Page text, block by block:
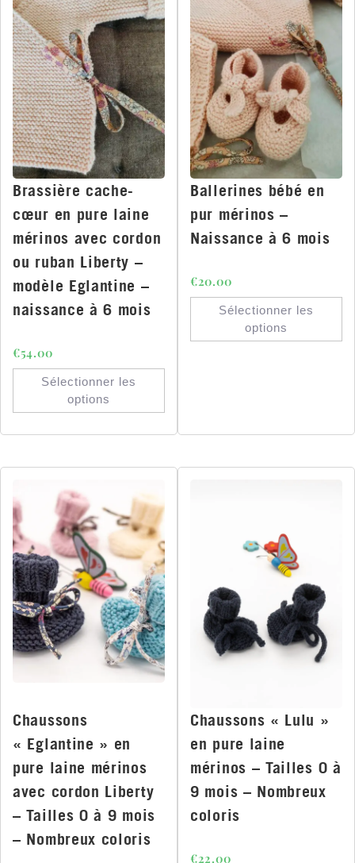
Brassière cache-
cœur en pure laine
mérinos avec cordon
ou ruban Liberty –
modèle Eglantine –
naissance à 6 mois
€54.00
Sélectionner les
options
Ballerines bébé en
pur mérinos –
Naissance à 6 mois
€20.00
Sélectionner les
options
Chaussons
« Eglantine » en
pure laine mérinos
avec cordon Liberty
– Tailles 0 à 9 mois
– Nombreux coloris
Chaussons « Lulu »
en pure laine
mérinos – Tailles 0 à
9 mois – Nombreux
coloris
€22.00